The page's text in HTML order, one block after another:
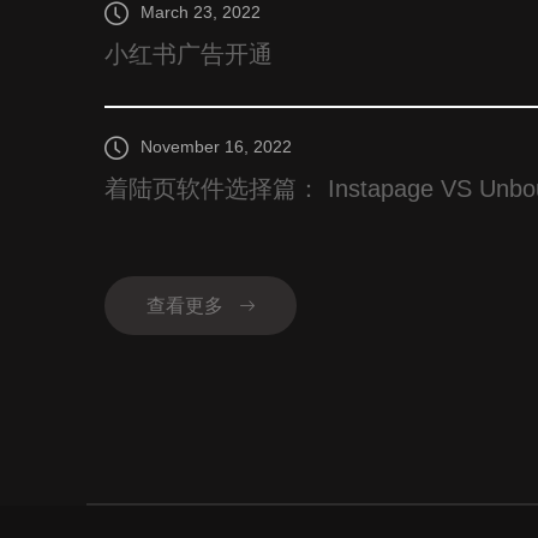
March 23, 2022
小红书广告开通
November 16, 2022
着陆页软件选择篇： Instapage VS
查看更多